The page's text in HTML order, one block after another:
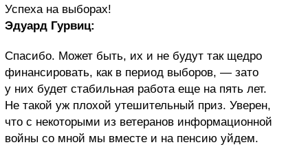
Успеха на выборах!
Эдуард Гурвиц:
Спасибо. Может быть, их и не будут так щедро
финансировать, как в период выборов, — зато
у них будет стабильная работа еще на пять лет.
Не такой уж плохой утешительный приз. Уверен,
что с некоторыми из ветеранов информационной
войны со мной мы вместе и на пенсию уйдем.